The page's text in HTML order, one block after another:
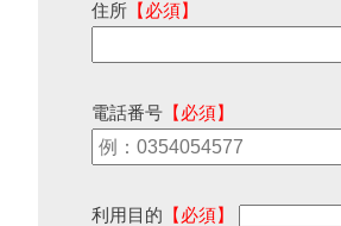
住所 【必須】
電話番号 【必須】
利用目的 【必須】